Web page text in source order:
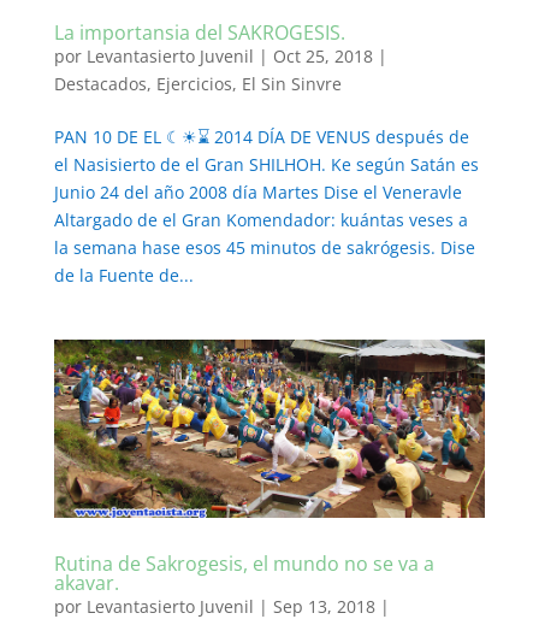
La importansia del SAKROGESIS.
por Levantasierto Juvenil | Oct 25, 2018|
Destacados, Ejercicios, El Sin Sinvre
PAN 10 DE EL ☾☀⌛ 2014 DÍA DE VENUS después de
el Nasisierto de el Gran SHILHOH. Ke según Satán es
Junio 24 del año 2008 día Martes Dise el Veneravle
Altargado de el Gran Komendador: kuántas veses a
la semana hase esos 45 minutos de sakrógesis. Dise
de la Fuente de...
Rutina de Sakrogesis, el mundo no se va a
akavar.
por Levantasierto Juvenil | Sep 13, 2018|